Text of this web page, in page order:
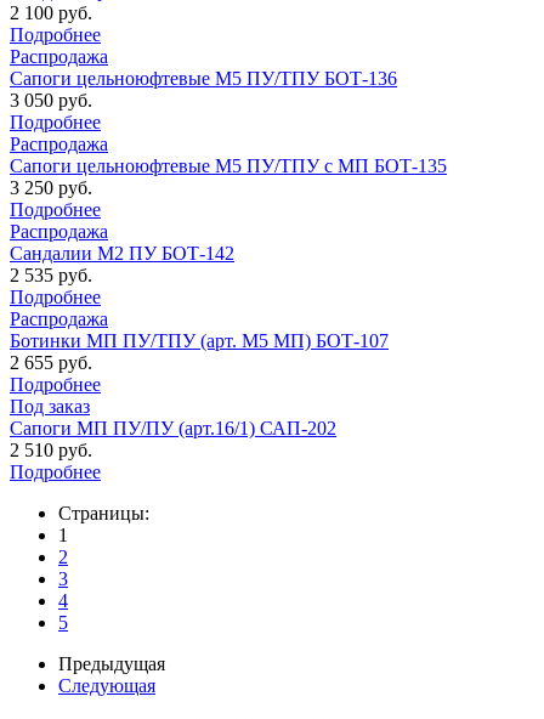
2 100 руб.
Подробнее
Распродажа
Сапоги цельноюфтевые М5 ПУ/ТПУ БОТ-136
3 050 руб.
Подробнее
Распродажа
Сапоги цельноюфтевые М5 ПУ/ТПУ с МП БОТ-135
3 250 руб.
Подробнее
Распродажа
Сандалии М2 ПУ БОТ-142
2 535 руб.
Подробнее
Распродажа
Ботинки МП ПУ/ТПУ (арт. М5 МП) БОТ-107
2 655 руб.
Подробнее
Под заказ
Сапоги МП ПУ/ПУ (арт.16/1) САП-202
2 510 руб.
Подробнее
Страницы:
1
2
3
4
5
Предыдущая
Следующая